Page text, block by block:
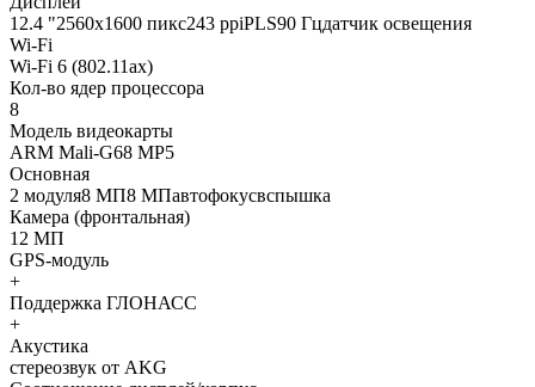
12.4 "2560x1600 пикс243 ppiPLS90 Гцдатчик освещения
Wi-Fi
Wi-Fi 6 (802.11ax)
Кол-во ядер процессора
8
Модель видеокарты
ARM Mali-G68 MP5
Основная
2 модуля8 МП8 МПавтофокусвспышка
Камера (фронтальная)
12 МП
GPS-модуль
+
Поддержка ГЛОНАСС
+
Акустика
стереозвук от AKG